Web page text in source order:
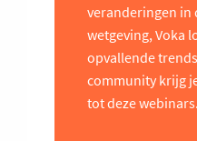
veranderingen in
wetgeving, Voka
opvallende
community krijg
tot deze webinars.